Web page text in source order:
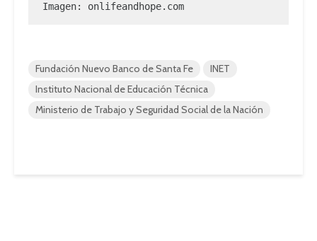
Imagen: onlifeandhope.com
Fundación Nuevo Banco de Santa Fe
INET
Instituto Nacional de Educación Técnica
Ministerio de Trabajo y Seguridad Social de la Nación